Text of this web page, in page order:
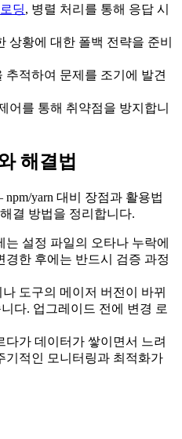
딩, 병렬 처리를 통해 응답 시
상황에 대한 폴백 전략을 준비
추적하여 문제를 조기에 발견
어를 통해 취약점을 방지합니
해결법
yarn 대비 장점과 활용법
결 방법을 정리합니다.
는 설정 파일의 오타나 누락에
경한 후에는 반드시 검증 과정
도구의 메이저 버전이 바뀌
다. 업그레이드 전에 변경 로
다가 데이터가 쌓이면서 느려
기적인 모니터링과 최적화가